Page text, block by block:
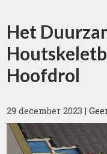
Het
Hoofdrol
29 december 2023 |